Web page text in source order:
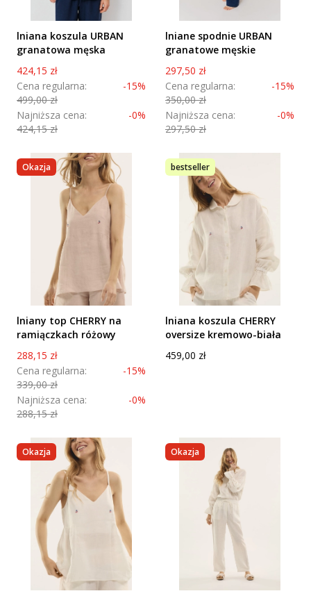
lniana koszula URBAN
granatowa męska
Cena promocyjna
424,15 zł
Cena regularna:
499,00 zł
-15%
Najniższa cena:
424,15 zł
-0%
lniane spodnie URBAN
granatowe męskie
Cena promocyjna
297,50 zł
Cena regularna:
350,00 zł
-15%
Najniższa cena:
297,50 zł
-0%
Okazja
lniany top CHERRY na
ramiączkach różowy
Cena promocyjna
288,15 zł
Cena regularna:
339,00 zł
-15%
Najniższa cena:
288,15 zł
-0%
bestseller
lniana koszula CHERRY
oversize kremowo-biała
Cena
459,00 zł
Okazja Okazja